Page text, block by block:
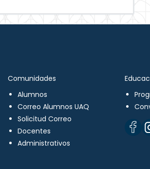
Comunidades
Alumnos
Correo Alumnos UAQ
Solicitud Correo
Docentes
Administrativos